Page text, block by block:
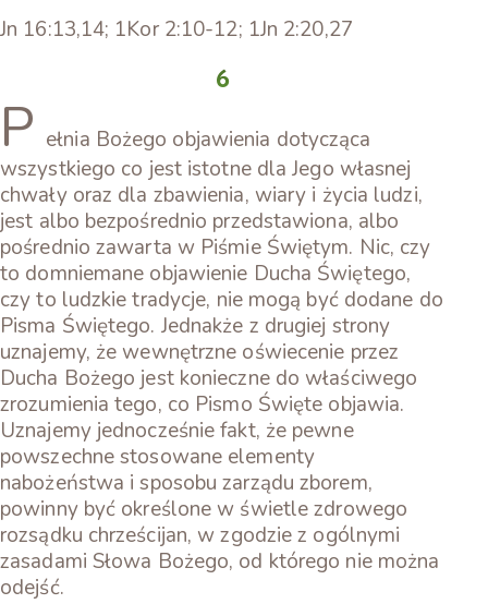
Jn 16:13,14; 1Kor 2:10-12; 1Jn 2:20,27
6
P ełnia Bożego objawienia dotycząca
wszystkiego co jest istotne dla Jego własnej
chwały oraz dla zbawienia, wiary i życia ludzi,
jest albo bezpośrednio przedstawiona, albo
pośrednio zawarta w Piśmie Świętym. Nic, czy
to domniemane objawienie Ducha Świętego,
czy to ludzkie tradycje, nie mogą być dodane do
Pisma Świętego. Jednakże z drugiej strony
uznajemy, że wewnętrzne oświecenie przez
Ducha Bożego jest konieczne do właściwego
zrozumienia tego, co Pismo Święte objawia.
Uznajemy jednocześnie fakt, że pewne
powszechne stosowane elementy
nabożeństwa i sposobu zarządu zborem,
powinny być określone w świetle zdrowego
rozsądku chrześcijan, w zgodzie z ogólnymi
zasadami Słowa Bożego, od którego nie można
odejść.